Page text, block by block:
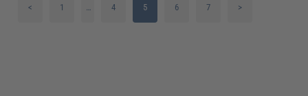
< 1 … 4 5 6 7 >